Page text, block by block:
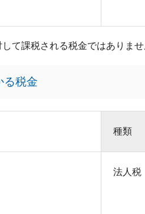
て課税される税金ではありま
る税金
種類
法人税